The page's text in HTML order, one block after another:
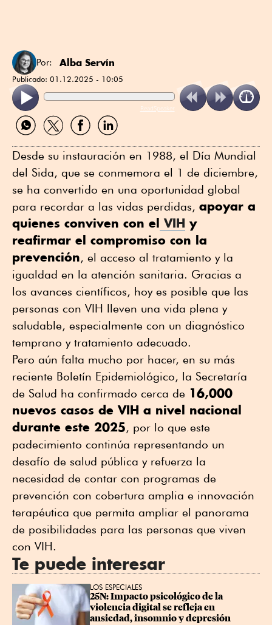
Por: Alba Servín
Publicado: 01.12.2025 - 10:05
ReadSpeaker
Compartir
por
Compartir
por
Compartir
por
Compartir
por
Desde su instauración en 1988, el Día Mundial
del Sida, que se conmemora el 1 de diciembre,
se ha convertido en una oportunidad global
para recordar a las vidas perdidas, apoyar a
quienes conviven con el VIH y
reafirmar el compromiso con la
prevención, el acceso al tratamiento y la
igualdad en la atención sanitaria. Gracias a
los avances científicos, hoy es posible que las
personas con VIH lleven una vida plena y
saludable, especialmente con un diagnóstico
temprano y tratamiento adecuado.
Pero aún falta mucho por hacer, en su más
reciente Boletín Epidemiológico, la Secretaría
de Salud ha confirmado cerca de 16,000
nuevos casos de VIH a nivel nacional
durante este 2025, por lo que este
padecimiento continúa representando un
desafío de salud pública y refuerza la
necesidad de contar con programas de
prevención con cobertura amplia e innovación
terapéutica que permita ampliar el panorama
de posibilidades para las personas que viven
con VIH.
Te puede interesar
LOS ESPECIALES
25N: Impacto psicológico de la
violencia digital se refleja en
ansiedad, insomnio y depresión